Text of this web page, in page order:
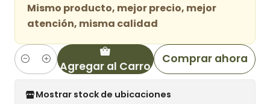
Mismo producto, mejor precio, mejor
atención, misma calidad
Cantidad Agregar al Carro
Comprar ahora
Mostrar stock de ubicaciones